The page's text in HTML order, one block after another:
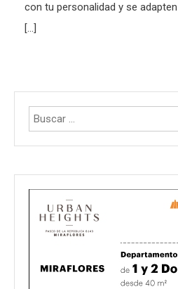
con tu personalidad y se
[…]